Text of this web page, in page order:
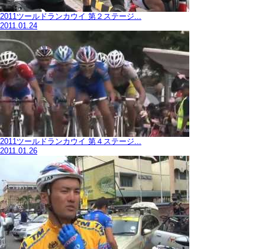
2011ツールドランカウイ 第２ステージ...
2011.01.24
2011ツールドランカウイ 第４ステージ...
2011.01.26